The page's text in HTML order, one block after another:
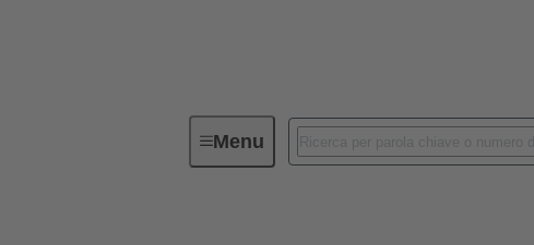
MenuConnettori Industriali / Han®